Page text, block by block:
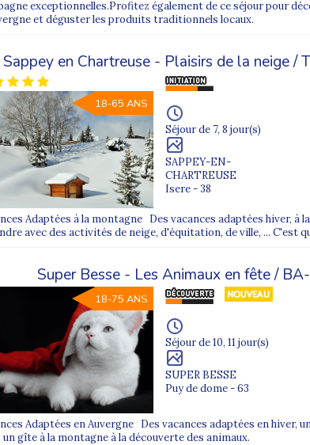
afin de garantir des vacances sereines et
conditions d’accueil. Nous maintenons également unlien
compatible avec le séjour choisi.
ou activités culturelles.
envies du vacancier.
exceptionnelles.Profitez également de ce séjour pour
et déguster les produits traditionnels locaux.
Sappey en Chartreuse - Plaisirs de la neige /
18-65 ANS
Séjour de 7, 8 jour(s)
SAPPEY-EN-
CHARTREUSE
Isere - 38
Adaptées à la montagne Des vacances adaptées hiver, à
avec des activités de neige, d'équitation, de ville, ... C'est
Super Besse - Les Animaux en fête /
18-75 ANS
Séjour de 10, 11 jour(s)
SUPER BESSE
Puy de dome - 63
Adaptées en Auvergne Des vacances adaptées en hiver,
un gîte à la montagne à la découverte des animaux.